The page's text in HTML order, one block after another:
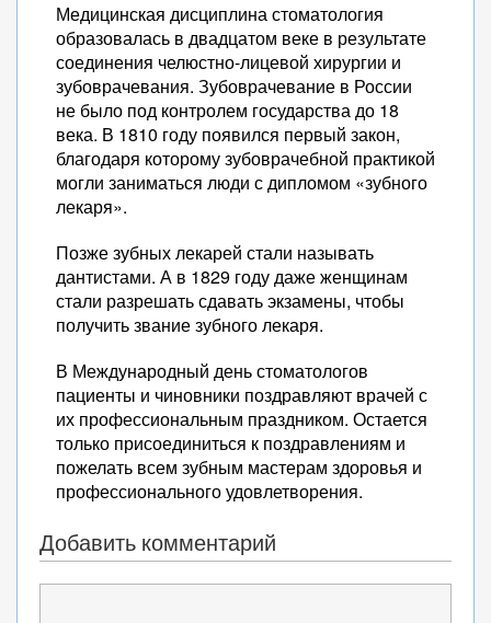
Медицинская дисциплина стоматология
образовалась в двадцатом веке в результате
соединения челюстно-лицевой хирургии и
зубоврачевания. Зубоврачевание в России
не было под контролем государства до 18
века. В 1810 году появился первый закон,
благодаря которому зубоврачебной практикой
могли заниматься люди с дипломом «зубного
лекаря».
Позже зубных лекарей стали называть
дантистами. А в 1829 году даже женщинам
стали разрешать сдавать экзамены, чтобы
получить звание зубного лекаря.
В Международный день стоматологов
пациенты и чиновники поздравляют врачей с
их профессиональным праздником. Остается
только присоединиться к поздравлениям и
пожелать всем зубным мастерам здоровья и
профессионального удовлетворения.
Добавить комментарий